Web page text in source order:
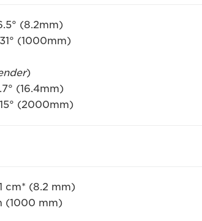
(8.2mm)
(1000mm)
)
(16.4mm)
(2000mm)
cm* (8.2 mm)
(1000 mm)